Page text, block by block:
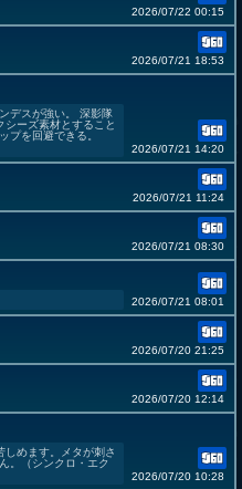
2026/07/22 00:15
2026/07/21 18:53
デスが強い。 深影隊
ーズ素材とすること
プを回避できる。
2026/07/21 14:20
2026/07/21 11:24
2026/07/21 08:30
2026/07/21 08:01
2026/07/20 21:25
2026/07/20 12:14
めます。メタが刺さ
。（シンクロ・エク
2026/07/20 10:28